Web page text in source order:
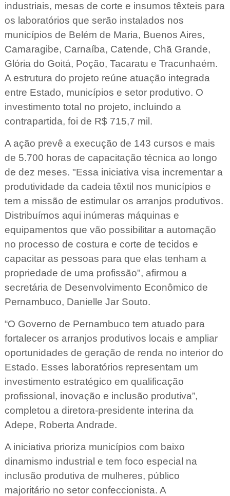
industriais, mesas de corte e insumos têxteis para
os laboratórios que serão instalados nos
municípios de Belém de Maria, Buenos Aires,
Camaragibe, Carnaíba, Catende, Chã Grande,
Glória do Goitá, Poção, Tacaratu e Tracunhaém.
A estrutura do projeto reúne atuação integrada
entre Estado, municípios e setor produtivo. O
investimento total no projeto, incluindo a
contrapartida, foi de R$ 715,7 mil.
A ação prevê a execução de 143 cursos e mais
de 5.700 horas de capacitação técnica ao longo
de dez meses. "Essa iniciativa visa incrementar a
produtividade da cadeia têxtil nos municípios e
tem a missão de estimular os arranjos produtivos.
Distribuímos aqui inúmeras máquinas e
equipamentos que vão possibilitar a automação
no processo de costura e corte de tecidos e
capacitar as pessoas para que elas tenham a
propriedade de uma profissão", afirmou a
secretária de Desenvolvimento Econômico de
Pernambuco, Danielle Jar Souto.
“O Governo de Pernambuco tem atuado para
fortalecer os arranjos produtivos locais e ampliar
oportunidades de geração de renda no interior do
Estado. Esses laboratórios representam um
investimento estratégico em qualificação
profissional, inovação e inclusão produtiva”,
completou a diretora-presidente interina da
Adepe, Roberta Andrade.
A iniciativa prioriza municípios com baixo
dinamismo industrial e tem foco especial na
inclusão produtiva de mulheres, público
majoritário no setor confeccionista. A